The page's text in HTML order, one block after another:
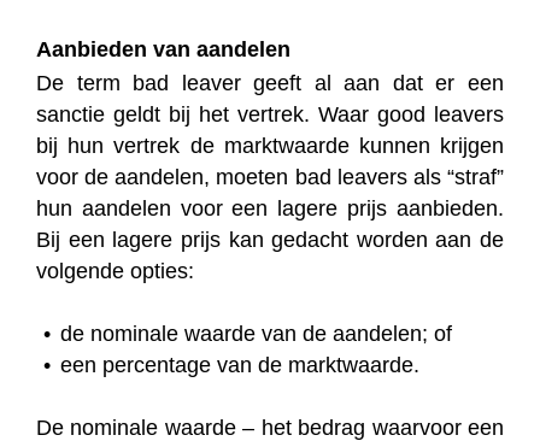
Aanbieden van aandelen
De term bad leaver geeft al aan dat er een
sanctie geldt bij het vertrek. Waar good leavers
bij hun vertrek de marktwaarde kunnen krijgen
voor de aandelen, moeten bad leavers als “straf”
hun aandelen voor een lagere prijs aanbieden.
Bij een lagere prijs kan gedacht worden aan de
volgende opties:
de nominale waarde van de aandelen; of
een percentage van de marktwaarde.
De nominale waarde – het bedrag waarvoor een